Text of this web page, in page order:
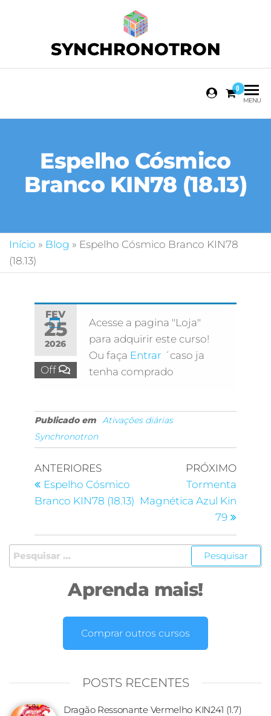
SYNCHRONOTRON
0
MENU
Espelho Cósmico
Branco KIN78 (18.13)
Início » Blog » Espelho Cósmico Branco KIN78
(18.13)
FEV
25
2026
Off
Acesse a pagina "Loja"
para adquirir este curso!
Ou faça Entrar ´caso ja
tenha comprado
Publicado em Ativações diárias
Synchronotron
ANTERIORES
Espelho Cósmico
Branco KIN78 (18.13)
PRÓXIMO
Tormenta
Magnética Azul Kin
79
Aprenda mais!
Comprar outros cursos
POSTS RECENTES
Dragão Ressonante Vermelho KIN241 (1.7)